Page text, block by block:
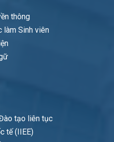
thông
làm Sinh viên
tạo liên tục
tế (IIEE)